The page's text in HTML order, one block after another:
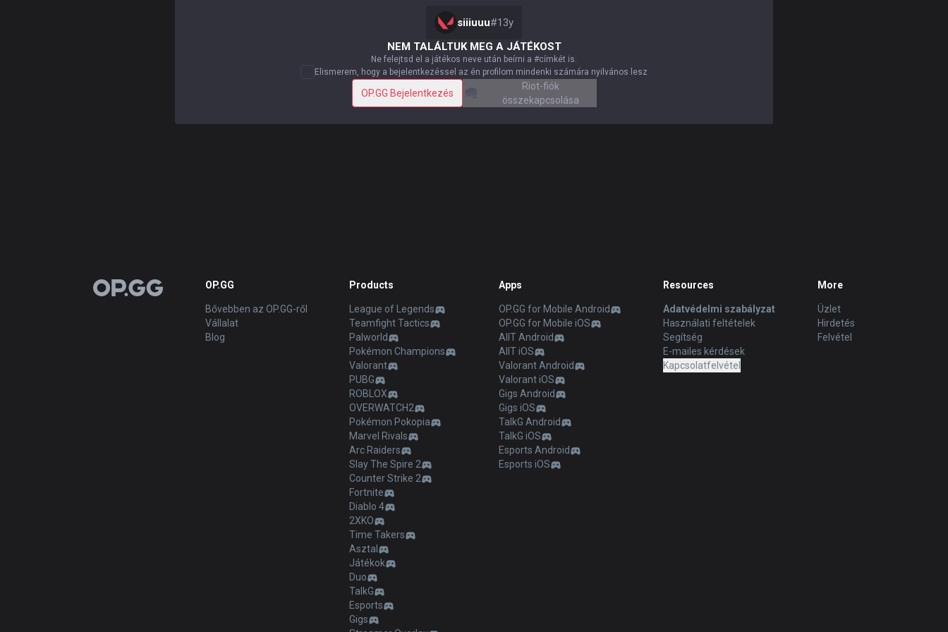
siiiuuu#13y
NEM TALÁLTUK MEG A JÁTÉKOST
Ne felejtsd el a játékos neve után beírni a #címkét is.
Elismerem, hogy a bejelentkezéssel az én profilom mindenki számára nyilvános lesz
OP.GG Bejelentkezés
Riot-fiók
összekapcsolása
OP.GG OP.GG
Bővebben az OP.GG-ről
Vállalat
Blog
Products
League of Legends
Teamfight Tactics
Palworld
Pokémon Champions
Valorant
PUBG
ROBLOX
OVERWATCH2
Pokémon Pokopia
Marvel Rivals
Arc Raiders
Slay The Spire 2
Counter Strike 2
Fortnite
Diablo 4
2XKO
Time Takers
Asztal
Játékok
Duo
TalkG
Esports
Gigs
Apps
OP.GG for Mobile Android
OP.GG for Mobile iOS
AllT Android
AllT iOS
Valorant Android
Valorant iOS
Gigs Android
Gigs iOS
TalkG Android
TalkG iOS
Esports Android
Esports iOS
Resources
Adatvédelmi szabályzat
Használati feltételek
Segítség
E-mailes kérdések
Kapcsolatfelvétel
More
Üzlet
Hirdetés
Felvétel